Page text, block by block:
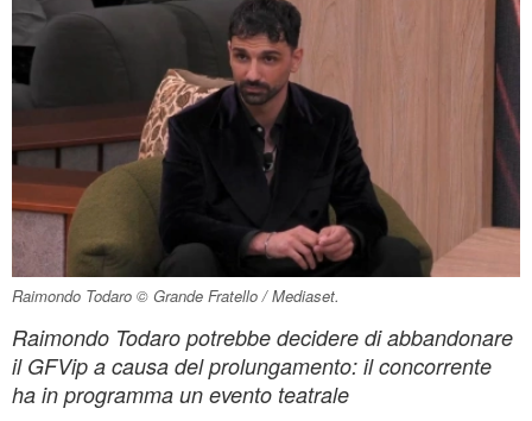
Raimondo Todaro © Grande Fratello / Mediaset.
Raimondo Todaro potrebbe decidere di abbandonare
il GFVip a causa del prolungamento: il concorrente
ha in programma un evento teatrale